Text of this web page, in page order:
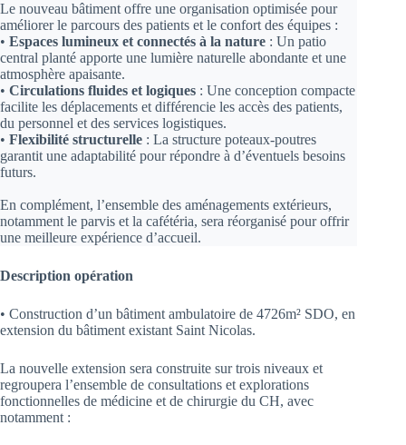
Le nouveau bâtiment offre une organisation optimisée pour
améliorer le parcours des patients et le confort des équipes :
• Espaces lumineux et connectés à la nature : Un patio
central planté apporte une lumière naturelle abondante et une
atmosphère apaisante.
• Circulations fluides et logiques : Une conception compacte
facilite les déplacements et différencie les accès des patients,
du personnel et des services logistiques.
• Flexibilité structurelle : La structure poteaux-poutres
garantit une adaptabilité pour répondre à d’éventuels besoins
futurs.
En complément, l’ensemble des aménagements extérieurs,
notamment le parvis et la cafétéria, sera réorganisé pour offrir
une meilleure expérience d’accueil.
Description opération
• Construction d’un bâtiment ambulatoire de 4726m² SDO, en
extension du bâtiment existant Saint Nicolas.
La nouvelle extension sera construite sur trois niveaux et
regroupera l’ensemble de consultations et explorations
fonctionnelles de médicine et de chirurgie du CH, avec
notamment :